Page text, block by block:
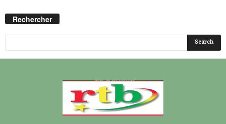
Rechercher